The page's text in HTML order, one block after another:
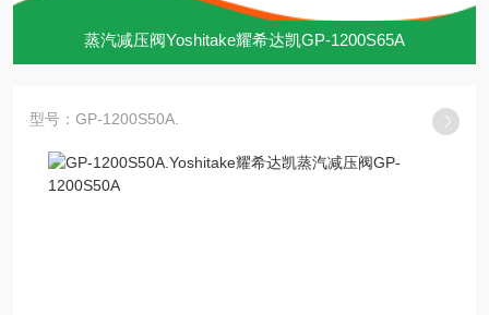
蒸汽减压阀Yoshitake耀希达凯GP-1200S65A
型号：GP-1200S50A.